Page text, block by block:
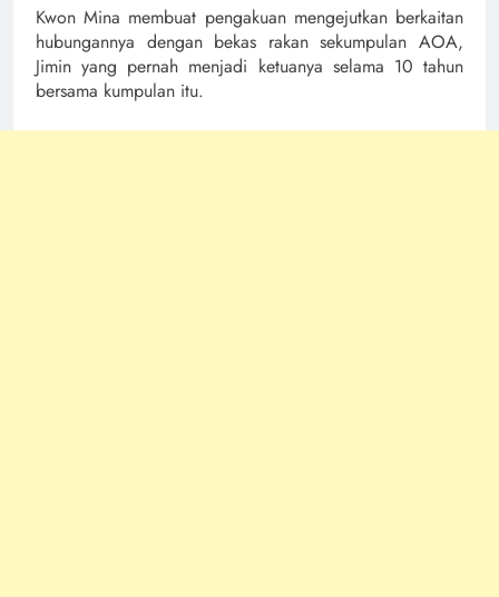
Kwon Mina membuat pengakuan mengejutkan berkaitan
hubungannya dengan bekas rakan sekumpulan AOA,
Jimin yang pernah menjadi ketuanya selama 10 tahun
bersama kumpulan itu.